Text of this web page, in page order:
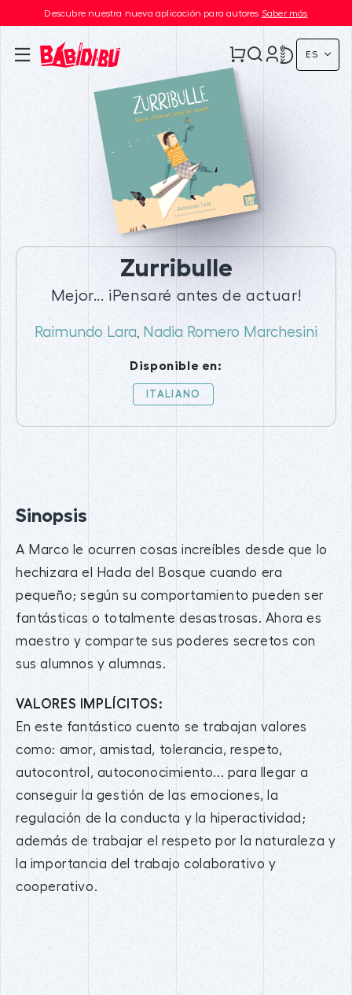
Descubre nuestra nueva aplicación para autores Saber más
ES
Zurribulle
Mejor... ¡Pensaré antes de actuar!
Raimundo Lara Nadia Romero Marchesini
Disponible en:
ITALIANO
Sinopsis
A Marco le ocurren cosas increíbles desde que lo
hechizara el Hada del Bosque cuando era
pequeño; según su comportamiento pueden ser
fantásticas o totalmente desastrosas. Ahora es
maestro y comparte sus poderes secretos con
sus alumnos y alumnas.
VALORES IMPLÍCITOS:
En este fantástico cuento se trabajan valores
como: amor, amistad, tolerancia, respeto,
autocontrol, autoconocimiento... para llegar a
conseguir la gestión de las emociones, la
regulación de la conducta y la hiperactividad;
además de trabajar el respeto por la naturaleza y
la importancia del trabajo colaborativo y
cooperativo.